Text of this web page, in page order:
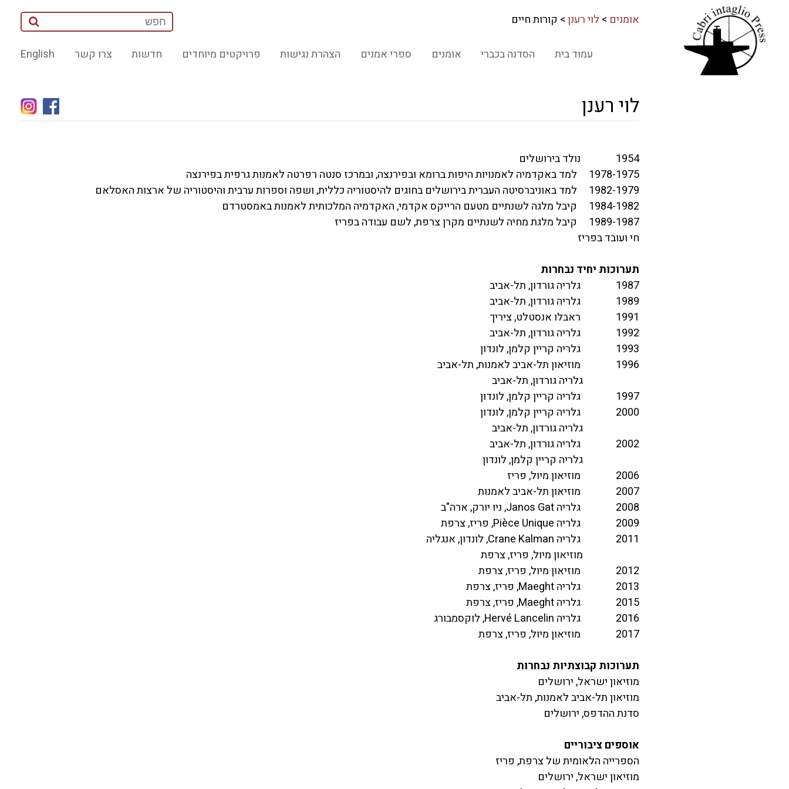
אומנים > לוי רענן> קורות חיים
English צרו קשר חדשות פרויקטים מיוחדים הצהרת נגישות ספרי אמנים אומנים הסדנה בכברי עמוד בית
לוי רענן
1954 נולד בירושלים
1978-1975 למד באקדמיה לאמנויות היפות ברומא ובפירנצה, ובמרכז סנטה רפרטה לאמנות גרפית בפירנצה
1982-1979 למד באוניברסיטה העברית בירושלים בחוגים להיסטוריה כללית, ושפה וספרות ערבית והיסטוריה של ארצות האסלאם
1984-1982 קיבל מלגה לשנתיים מטעם הרייקס אקדמי, האקדמיה המלכותית לאמנות באמסטרדם
1989-1987 קיבל מלגת מחיה לשנתיים מקרן צרפת, לשם עבודה בפריז
חי ועובד בפריז
תערוכות יחיד נבחרות
1987 גלריה גורדון, תל-אביב
1989 גלריה גורדון, תל-אביב
1991 ראבלו אנסטלט, ציריך
1992 גלריה גורדון, תל-אביב
1993 גלריה קריין קלמן, לונדון
1996 מוזיאון תל-אביב לאמנות, תל-אביב
גלריה גורדון, תל-אביב
1997 גלריה קריין קלמן, לונדון
2000 גלריה קריין קלמן, לונדון
גלריה גורדון, תל-אביב
2002 גלריה גורדון, תל-אביב
גלריה קריין קלמן, לונדון
2006 מוזיאון מיול, פריז
2007 מוזיאון תל-אביב לאמנות
2008 גלריה Janos Gat, ניו יורק, ארה"ב
2009 גלריה Pièce Unique, פריז, צרפת
2011 גלריה Crane Kalman, לונדון, אנגליה
מוזיאון מיול, פריז, צרפת
2012 מוזיאון מיול, פריז, צרפת
2013 גלריה Maeght, פריז, צרפת
2015 גלריה Maeght, פריז, צרפת
2016 גלריה Hervé Lancelin, לוקסמבורג
2017 מוזיאון מיול, פריז, צרפת
תערוכות קבוצתיות נבחרות
מוזיאון ישראל, ירושלים
מוזיאון תל-אביב לאמנות, תל-אביב
סדנת ההדפס, ירושלים
אוספים ציבוריים
הספרייה הלאומית של צרפת, פריז
מוזיאון ישראל, ירושלים